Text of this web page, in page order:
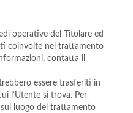
operative del Titolare ed
coinvolte nel trattamento
contatta il
essere trasferiti in
l’Utente si trova. Per
luogo del trattamento